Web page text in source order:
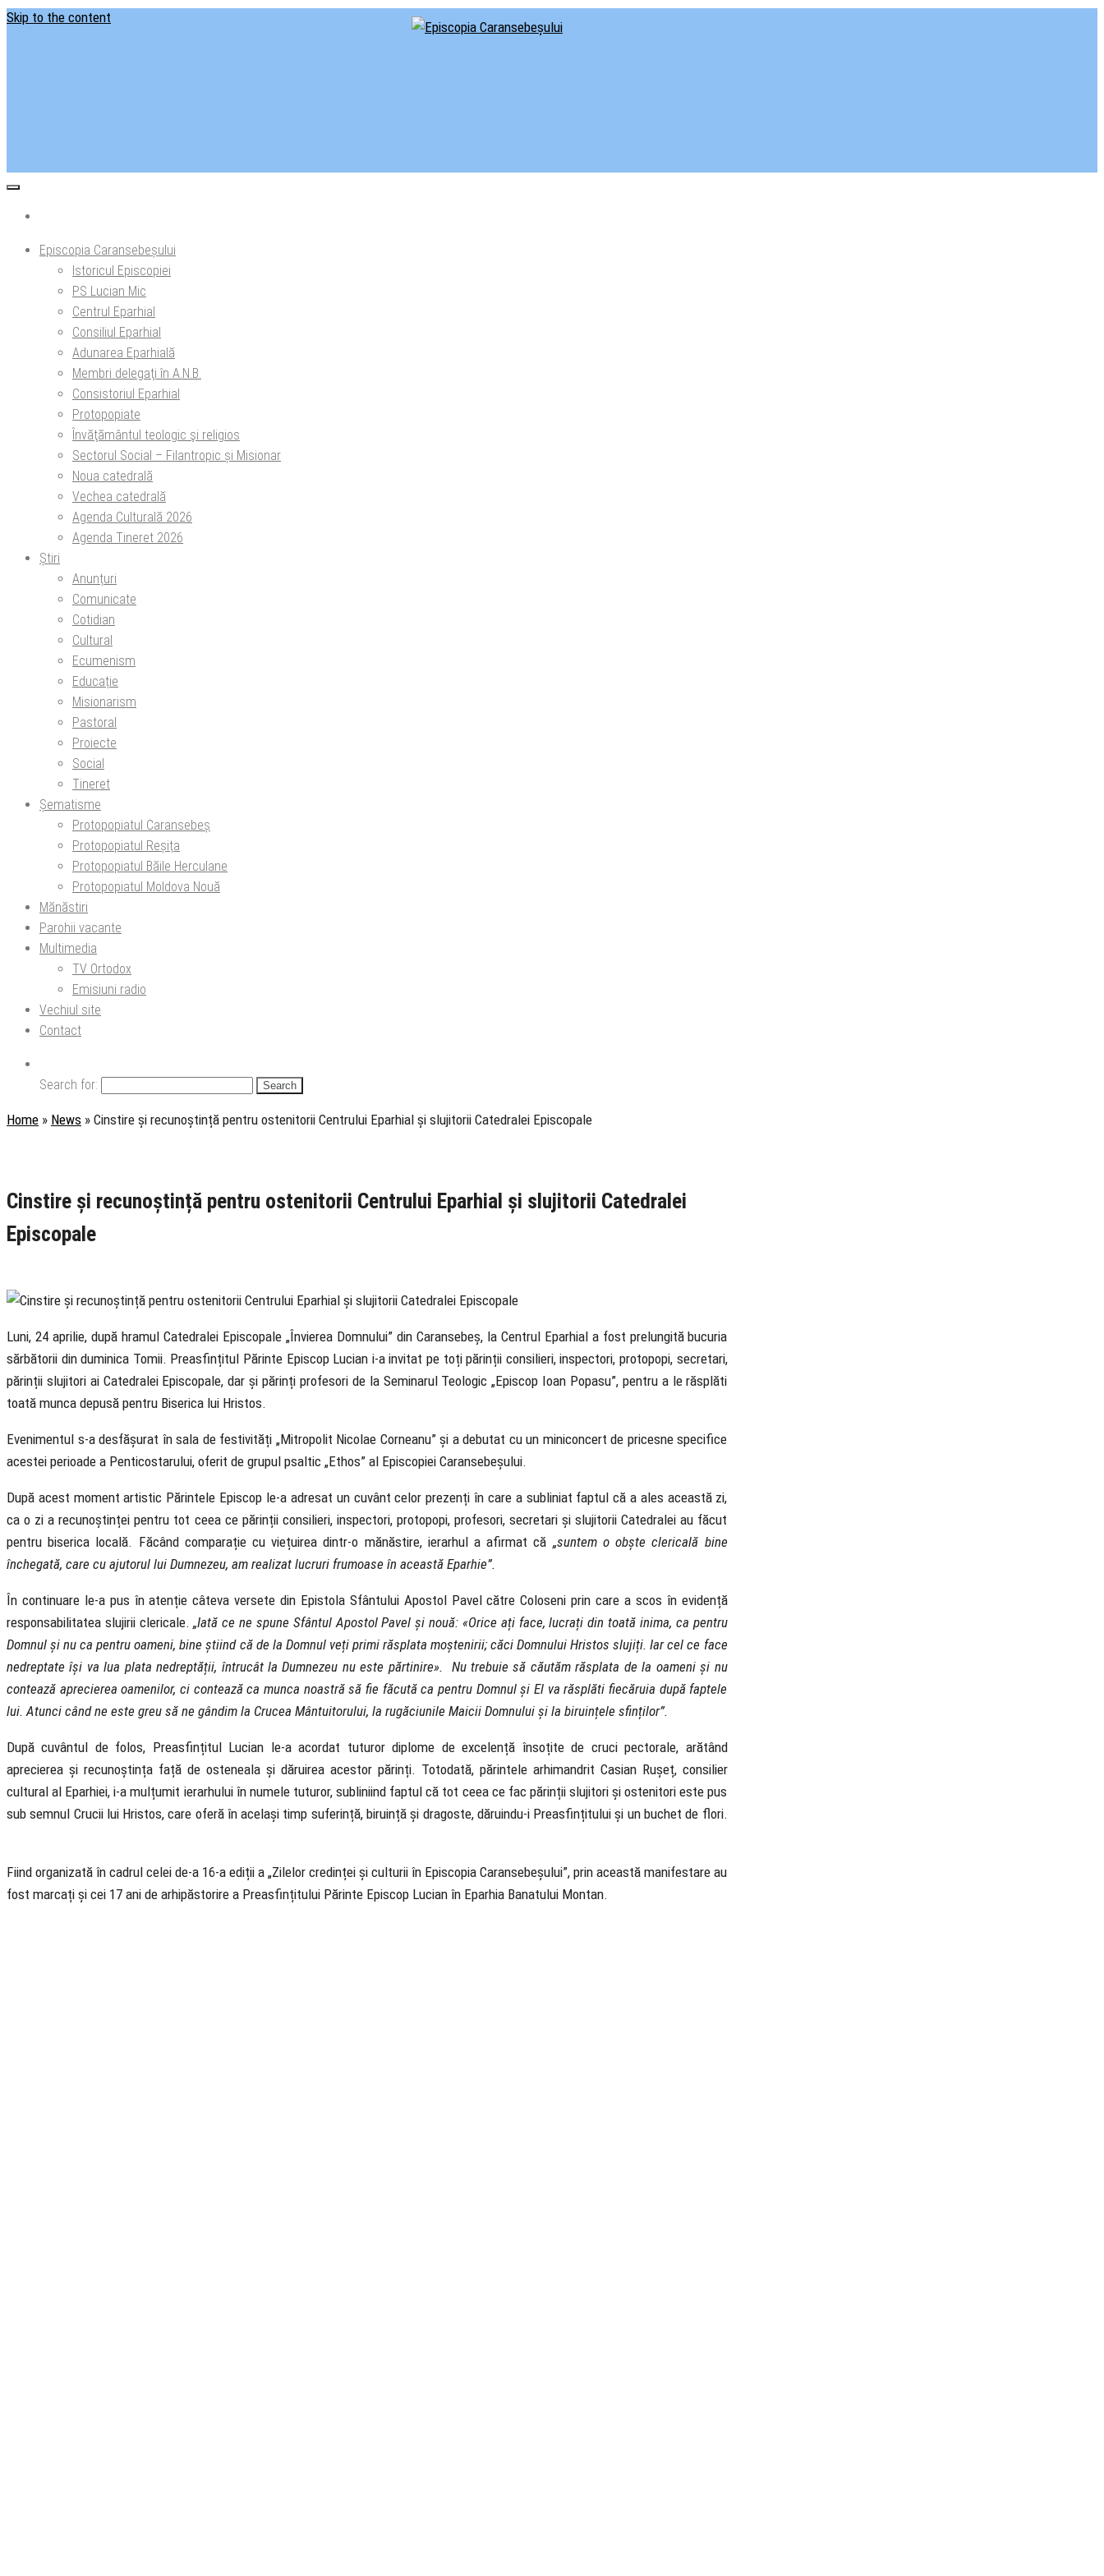
Skip to the content
Episcopia Caransebeșului
Istoricul Episcopiei
PS Lucian Mic
Centrul Eparhial
Consiliul Eparhial
Adunarea Eparhială
Membri delegaţi în A.N.B.
Consistoriul Eparhial
Protopopiate
Învăţământul teologic şi religios
Sectorul Social – Filantropic și Misionar
Noua catedrală
Vechea catedrală
Agenda Culturală 2026
Agenda Tineret 2026
Știri
Anunțuri
Comunicate
Cotidian
Cultural
Ecumenism
Educație
Misionarism
Pastoral
Proiecte
Social
Tineret
Șematisme
Protopopiatul Caransebeș
Protopopiatul Reșița
Protopopiatul Băile Herculane
Protopopiatul Moldova Nouă
Mănăstiri
Parohii vacante
Multimedia
TV Ortodox
Emisiuni radio
Vechiul site
Contact
Search for:
Home » News » Cinstire și recunoștință pentru ostenitorii Centrului Eparhial și slujitorii Catedralei Episcopale
Cinstire și recunoștință pentru ostenitorii Centrului Eparhial și slujitorii Catedralei
Episcopale
Luni, 24 aprilie, după hramul Catedralei Episcopale „Învierea Domnului” din Caransebeș, la Centrul Eparhial a fost prelungită bucuria
sărbătorii din duminica Tomii. Preasfințitul Părinte Episcop Lucian i-a invitat pe toți părinții consilieri, inspectori, protopopi, secretari,
părinții slujitori ai Catedralei Episcopale, dar și părinți profesori de la Seminarul Teologic „Episcop Ioan Popasu”, pentru a le răsplăti
toată munca depusă pentru Biserica lui Hristos.
Evenimentul s-a desfășurat în sala de festivități „Mitropolit Nicolae Corneanu” și a debutat cu un miniconcert de pricesne specifice
acestei perioade a Penticostarului, oferit de grupul psaltic „Ethos” al Episcopiei Caransebeșului.
După acest moment artistic Părintele Episcop le-a adresat un cuvânt celor prezenți în care a subliniat faptul că a ales această zi,
ca o zi a recunoștinței pentru tot ceea ce părinții consilieri, inspectori, protopopi, profesori, secretari și slujitorii Catedralei au făcut
pentru biserica locală. Făcând comparație cu viețuirea dintr-o mănăstire, ierarhul a afirmat că „suntem o obște clericală bine
închegată, care cu ajutorul lui Dumnezeu, am realizat lucruri frumoase în această Eparhie”.
În continuare le-a pus în atenție câteva versete din Epistola Sfântului Apostol Pavel către Coloseni prin care a scos în evidență
responsabilitatea slujirii clericale.„Iată ce ne spune Sfântul Apostol Pavel și nouă: «Orice ați face, lucrați din toată inima, ca pentru
Domnul și nu ca pentru oameni, bine știind că de la Domnul veți primi răsplata moștenirii; căci Domnului Hristos slujiți. Iar cel ce face
nedreptate își va lua plata nedreptății, întrucât la Dumnezeu nu este părtinire». Nu trebuie să căutăm răsplata de la oameni și nu
contează aprecierea oamenilor, ci contează ca munca noastră să fie făcută ca pentru Domnul și El va răsplăti fiecăruia după faptele
lui. Atunci când ne este greu să ne gândim la Crucea Mântuitorului, la rugăciunile Maicii Domnului și la biruințele sfinților”.
După cuvântul de folos, Preasfințitul Lucian le-a acordat tuturor diplome de excelență însoțite de cruci pectorale, arătând
aprecierea și recunoștința față de osteneala și dăruirea acestor părinți. Totodată, părintele arhimandrit Casian Rușeț, consilier
cultural al Eparhiei, i-a mulțumit ierarhului în numele tuturor, subliniind faptul că tot ceea ce fac părinții slujitori și ostenitori este pus
sub semnul Crucii lui Hristos, care oferă în același timp suferință, biruință și dragoste, dăruindu-i Preasfințitului și un buchet de flori.
Fiind organizată în cadrul celei de-a 16-a ediții a „Zilelor credinței și culturii în Episcopia Caransebeșului”, prin această manifestare au
fost marcați și cei 17 ani de arhipăstorire a Preasfințitului Părinte Episcop Lucian în Eparhia Banatului Montan.